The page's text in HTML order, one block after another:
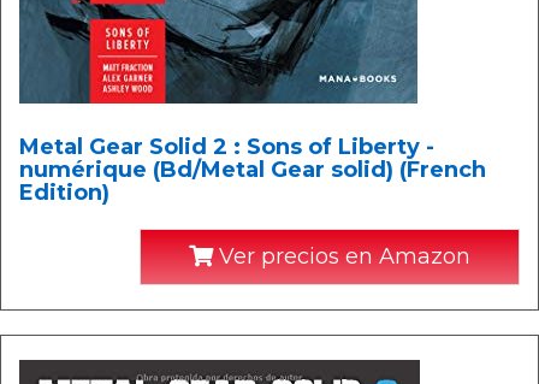
Metal Gear Solid 2 : Sons of Liberty -
numérique (Bd/Metal Gear solid) (French
Edition)
Ver precios en Amazon